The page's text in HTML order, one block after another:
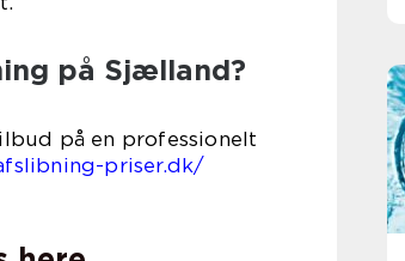
på Sjælland?
på en professionelt
priser.dk/